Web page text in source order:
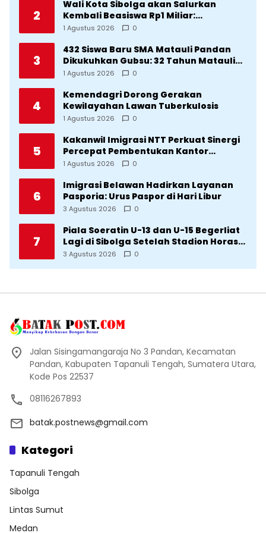
2
Wali Kota Sibolga akan Salurkan
Kembali Beasiswa Rp1 Miliar:
Diproritaskan Mahasiswa Korban
1 Agustus 2026 0
3
432 Siswa Baru SMA Matauli Pandan
Dikukuhkan Gubsu: 32 Tahun Matauli
Cetak SDM Unggul
1 Agustus 2026 0
4
Kemendagri Dorong Gerakan
Kewilayahan Lawan Tuberkulosis
1 Agustus 2026 0
5
Kakanwil Imigrasi NTT Perkuat Sinergi
Percepat Pembentukan Kantor
Imigrasi Sumba Timur
1 Agustus 2026 0
6
Imigrasi Belawan Hadirkan Layanan
Pasporia: Urus Paspor di Hari Libur
3 Agustus 2026 0
7
Piala Soeratin U-13 dan U-15 Begerliat
Lagi di Sibolga Setelah Stadion Horas
Direvitalisasi Wali Kota
3 Agustus 2026 0
Jalan Sisingamangaraja No 3 Pandan, Kecamatan
Pandan, Kabupaten Tapanuli Tengah, Sumatera Utara,
Kode Pos 22537
08116267893
batak.postnews@gmail.com
Kategori
Tapanuli Tengah
Sibolga
Lintas Sumut
Medan